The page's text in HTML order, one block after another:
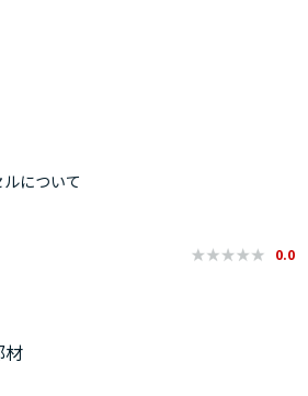
について
0.0
材